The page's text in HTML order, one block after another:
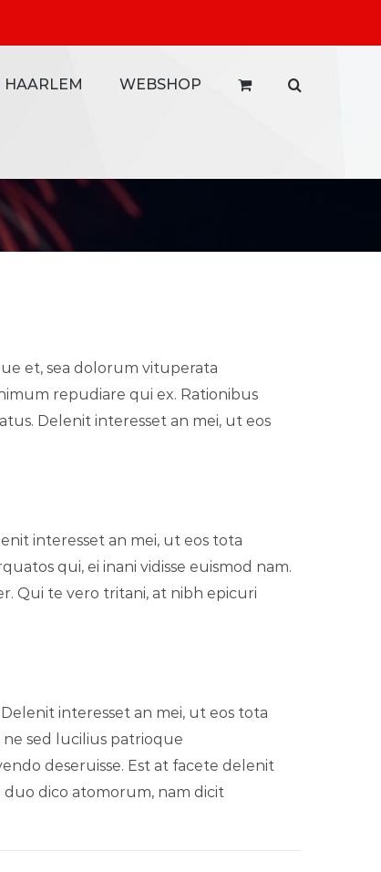
HAARLEM WEBSHOP
et, sea dolorum vituperata
repudiare qui ex. Rationibus
Delenit interesset an mei, ut eos
interesset an mei, ut eos tota
qui, ei inani vidisse euismod nam.
Qui te vero tritani, at nibh epicuri
interesset an mei, ut eos tota
sed lucilius patrioque
deseruisse. Est at facete delenit
dico atomorum, nam dicit